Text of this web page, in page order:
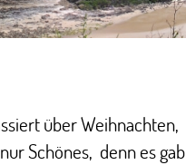
über Weihnachten,
Schönes, denn es gab